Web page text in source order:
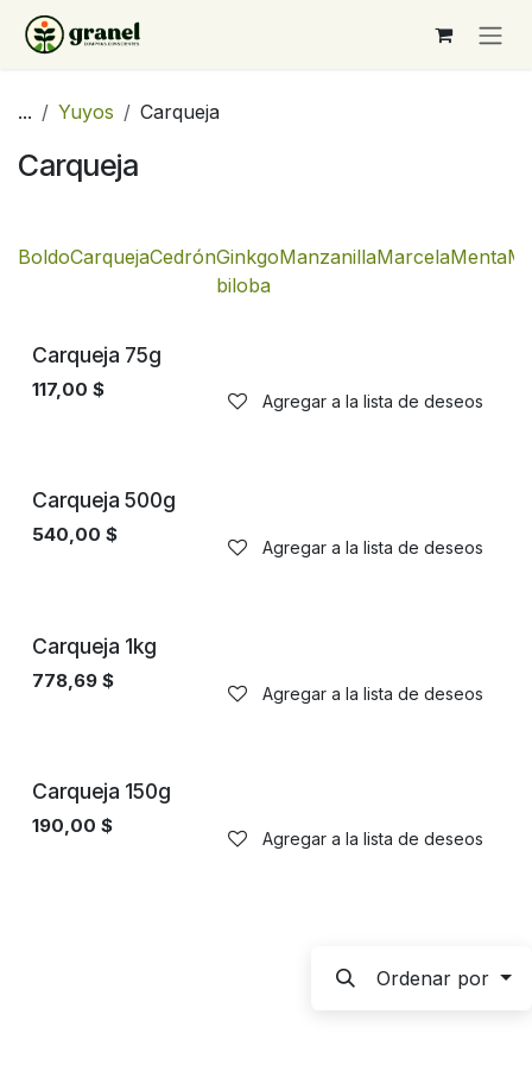
Ir al contenido
... Yuyos Carqueja
Carqueja
BoldoCarquejaCedrónGinkgo
biloba
ManzanillaMarcelaMenta
Carqueja 75g
117,00 $
Agregar a la lista de deseos
Carqueja 500g
540,00 $
Agregar a la lista de deseos
Carqueja 1kg
778,69 $
Agregar a la lista de deseos
Carqueja 150g
190,00 $
Agregar a la lista de deseos
Ordenar por